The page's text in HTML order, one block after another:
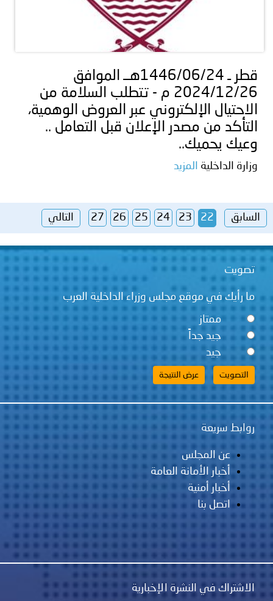
قطر ـ 1446/06/24هــ الموافق
2024/12/26 م - تتطلب السلامة من
الاحتيال الإلكتروني عبر العروض الوهمية،
التأكد من مصدر الإعلان قبل التعامل ..
وعيك يحميك..
وزارة الداخلية المزيد
السابق 22
23
24
25
26
27 التالي
تصويت
ما رأيك في موقع مجلس وزراء الداخلية العرب
ممتاز
جيد جداً
جيد
روابط سريعة
عن المجلس
أخبار الأمانة العامة
أخبار أمنية
اتصل بنا
الاشتراك في النشرة الإخبارية